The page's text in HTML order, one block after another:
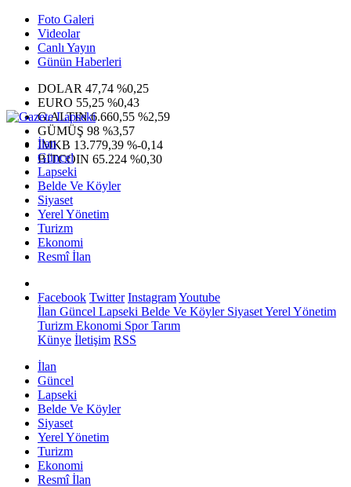
Foto Galeri
Videolar
Canlı Yayın
Günün Haberleri
DOLAR 47,74 %0,25
EURO 55,25 %0,43
G.ALTIN6.660,55 %2,59
GÜMÜŞ 98 %3,57
IMKB 13.779,39 %-0,14
BITCOIN 65.224 %0,30
İlan
Güncel
Lapseki
Belde Ve Köyler
Siyaset
Yerel Yönetim
Turizm
Ekonomi
Resmî İlan
Facebook Twitter InstagramYoutube
İlan Güncel Lapseki Belde Ve KöylerSiyasetYerel Yönetim
Turizm Ekonomi SporTarım
Künye İletişim RSS
İlan
Güncel
Lapseki
Belde Ve Köyler
Siyaset
Yerel Yönetim
Turizm
Ekonomi
Resmî İlan